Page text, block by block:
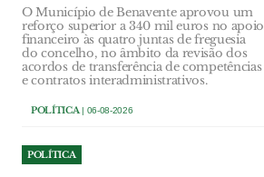
O Município de Benavente aprovou um
reforço superior a 340 mil euros no apoio
financeiro às quatro juntas de freguesia
do concelho, no âmbito da revisão dos
acordos de transferência de competências
e contratos interadministrativos.
POLÍTICA| 06-08-2026
POLÍTICA